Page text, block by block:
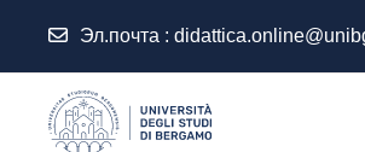
Эл.почта :